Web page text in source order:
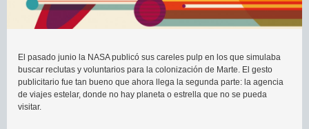
El pasado junio la NASA publicó sus careles pulp en los que simulaba
buscar reclutas y voluntarios para la colonización de Marte. El gesto
publicitario fue tan bueno que ahora llega la segunda parte: la agencia
de viajes estelar, donde no hay planeta o estrella que no se pueda
visitar.